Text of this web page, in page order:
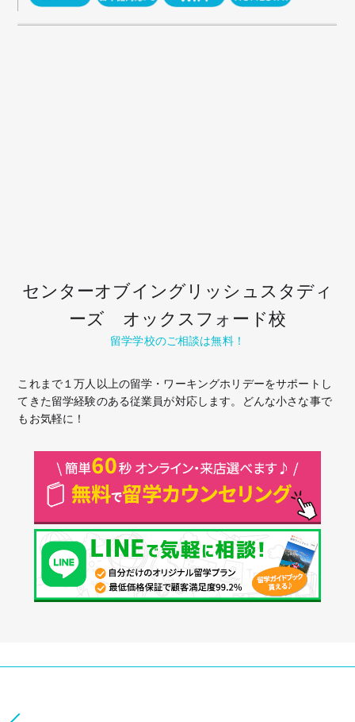
センターオブイングリッシュスタディ
ーズ オックスフォード校
留学学校のご相談は無料！
これまで１万人以上の留学・ワーキングホリデーをサポートし
てきた留学経験のある従業員が対応します。どんな小さな事で
もお気軽に！